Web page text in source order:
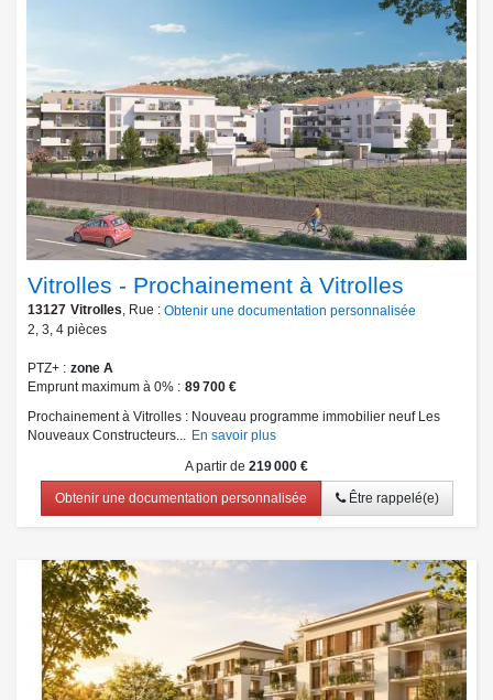
Vitrolles - Prochainement à Vitrolles
13127 Vitrolles, Rue : Obtenir une documentation personnalisée
2, 3, 4 pièces
PTZ+
zone A
Emprunt maximum à 0%
89 700 €
Prochainement à Vitrolles : Nouveau programme immobilier neuf Les
Nouveaux Constructeurs... En savoir plus
A partir de 219 000 €
Obtenir une documentation personnalisée Être rappelé(e)